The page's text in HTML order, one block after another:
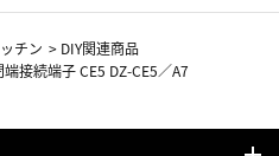
チン > DIY関連商品
接続端子 CE5 DZ-CE5／A7